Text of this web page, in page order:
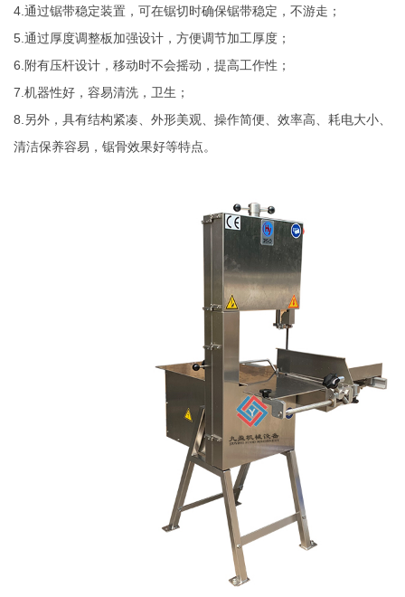
4.通过锯带稳定装置，可在锯切时确保锯带稳定，不游走；
5.通过厚度调整板加强设计，方便调节加工厚度；
6.附有压杆设计，移动时不会摇动，提高工作性；
7.机器性好，容易清洗，卫生；
8.另外，具有结构紧凑、外形美观、操作简便、效率高、耗电大小、
清洁保养容易，锯骨效果好等特点。